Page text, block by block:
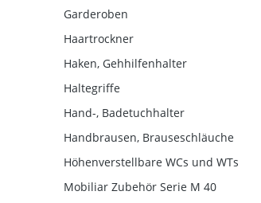
Garderoben
Haartrockner
Haken, Gehhilfenhalter
Haltegriffe
Hand-, Badetuchhalter
Handbrausen, Brauseschläuche
Höhenverstellbare WCs und WTs
Mobiliar Zubehör Serie M 40